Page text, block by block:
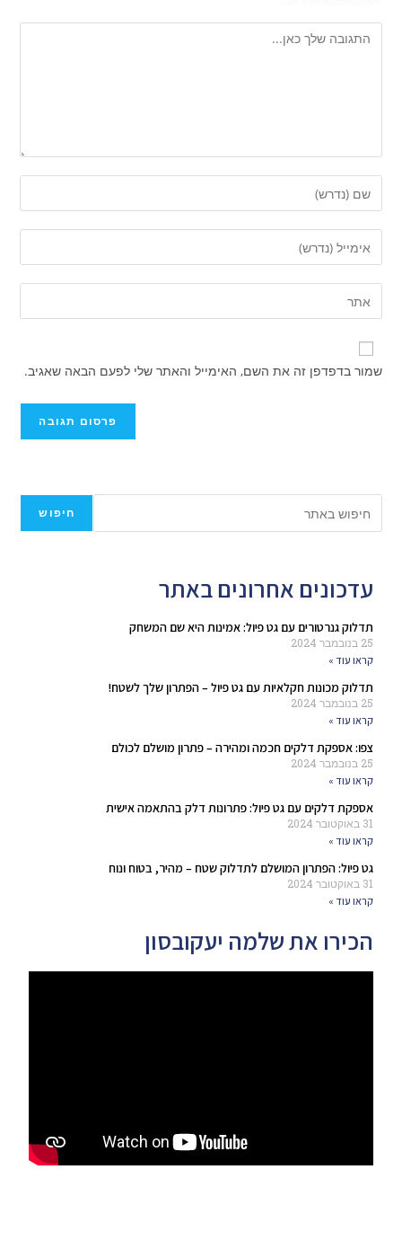
שמור בדפדפן זה את השם, האימייל והאתר שלי לפעם הבאה שאגיב.
חיפוש
עדכונים אחרונים באתר
תדלוק גנרטורים עם גט פיול: אמינות היא שם המשחק
25 בנובמבר 2024
קראו עוד »
תדלוק מכונות חקלאיות עם גט פיול – הפתרון שלך לשטח!
25 בנובמבר 2024
קראו עוד »
צפו: אספקת דלקים חכמה ומהירה – פתרון מושלם לכולם
25 בנובמבר 2024
קראו עוד »
אספקת דלקים עם גט פיול: פתרונות דלק בהתאמה אישית
31 באוקטובר 2024
קראו עוד »
גט פיול: הפתרון המושלם לתדלוק שטח – מהיר, בטוח ונוח
31 באוקטובר 2024
קראו עוד »
הכירו את שלמה יעקובסון